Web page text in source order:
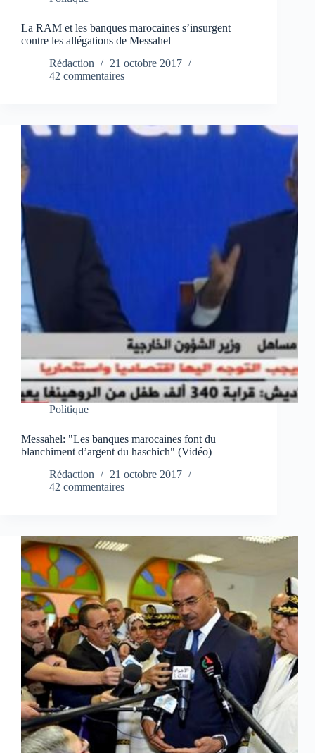
La RAM et les banques marocaines s’insurgent
contre les allégations de Messahel
Rédaction
21 octobre 2017
42 commentaires
Politique
Messahel: "Les banques marocaines font du
blanchiment d’argent du haschich" (Vidéo)
Rédaction
21 octobre 2017
42 commentaires